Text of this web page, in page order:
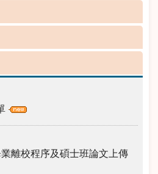
離校程序及碩士班論文上傳